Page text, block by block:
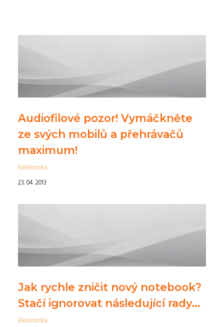
Audiofilové pozor! Vymáčkněte
ze svých mobilů a přehrávačů
maximum!
Elektronika
23. 04. 2013
Jak rychle zničit nový notebook?
Stačí ignorovat následující rady...
Elektronika